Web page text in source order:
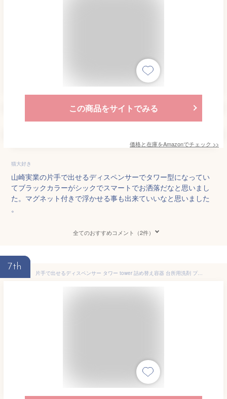
この商品をサイトでみる
価格と在庫をAmazonでチェック >>
猫大好き
山崎実業の片手で出せるディスペンサーでタワー型になってい
てブラックカラーがシックでスマートでお洒落だなと思いまし
た。マグネット付きで浮かせる事も出来ていいなと思いました
。
全てのおすすめコメント（2件）
7th
片手で出せるディスペンサー タワー tower 詰め替え容器 台所用洗剤 プッシュボトル アルコール対応 5213 5214 ソープディスペンサー 化粧水 詰替え タワーシリーズ ブラック ホワイト スクエア型 おしゃれ シンプル 山崎実業 yamazaki